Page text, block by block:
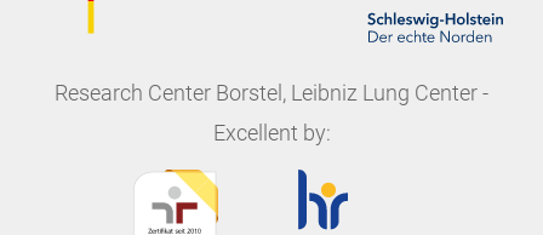
Research Center Borstel, Leibniz Lung Center -
Excellent by: